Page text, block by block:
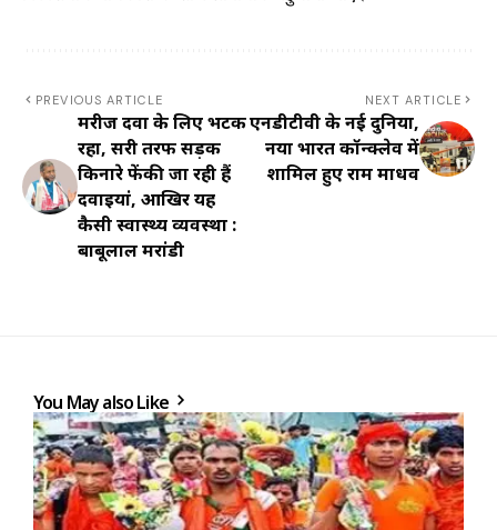
PREVIOUS ARTICLE
मरीज दवा के लिए भटक
रहा, दूसरी तरफ सड़क
किनारे फेंकी जा रही हैं
दवाइयां, आखिर यह
कैसी स्वास्थ्य व्यवस्था :
बाबूलाल मरांडी
NEXT ARTICLE
एनडीटीवी के नई दुनिया,
नया भारत कॉन्क्लेव में
शामिल हुए राम माधव
You May also Like